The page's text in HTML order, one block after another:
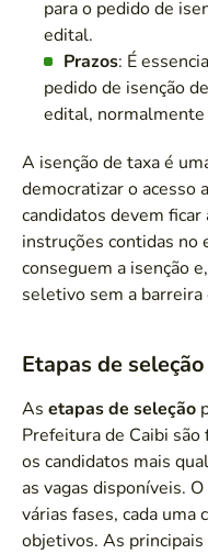
para o pedido de
edital.
Prazos: É
pedido de isenção
edital, normalmente
A isenção de taxa é
democratizar o acesso
candidatos devem
instruções contidas no
conseguem a isenção
seletivo sem a barreira
Etapas de seleção
As etapas de seleção
Prefeitura de Caibi
os candidatos mais
as vagas disponíveis.
várias fases, cada uma
objetivos. As